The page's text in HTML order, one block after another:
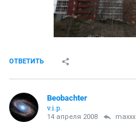
ОТВЕТИТЬ
Beobachter
v.i.p.
14 апреля 2008 maxxx